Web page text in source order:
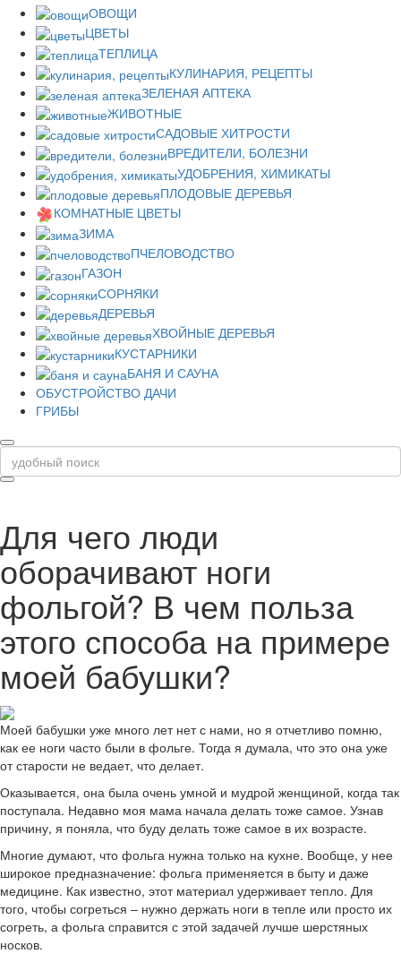
ОВОЩИ
ЦВЕТЫ
ТЕПЛИЦА
КУЛИНАРИЯ, РЕЦЕПТЫ
ЗЕЛЕНАЯ АПТЕКА
ЖИВОТНЫЕ
САДОВЫЕ ХИТРОСТИ
ВРЕДИТЕЛИ, БОЛЕЗНИ
УДОБРЕНИЯ, ХИМИКАТЫ
ПЛОДОВЫЕ ДЕРЕВЬЯ
КОМНАТНЫЕ ЦВЕТЫ
ЗИМА
ПЧЕЛОВОДСТВО
ГАЗОН
СОРНЯКИ
ДЕРЕВЬЯ
ХВОЙНЫЕ ДЕРЕВЬЯ
КУСТАРНИКИ
БАНЯ И САУНА
ОБУСТРОЙСТВО ДАЧИ
ГРИБЫ
Для чего люди
оборачивают ноги
фольгой? В чем польза
этого способа на примере
моей бабушки?
Моей бабушки уже много лет нет с нами, но я отчетливо помню,
как ее ноги часто были в фольге. Тогда я думала, что это она уже
от старости не ведает, что делает.
Оказывается, она была очень умной и мудрой женщиной, когда так
поступала. Недавно моя мама начала делать тоже самое. Узнав
причину, я поняла, что буду делать тоже самое в их возрасте.
Многие думают, что фольга нужна только на кухне. Вообще, у нее
широкое предназначение: фольга применяется в быту и даже
медицине. Как известно, этот материал удерживает тепло. Для
того, чтобы согреться – нужно держать ноги в тепле или просто их
согреть, а фольга справится с этой задачей лучше шерстяных
носков.